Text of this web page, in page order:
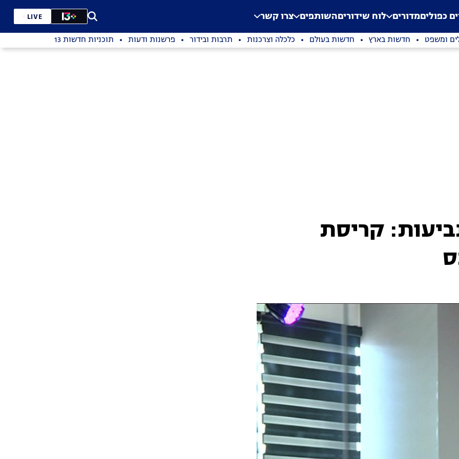
Application error: a
. כפוליםמדורים לוח שידוריםהשותפים צרו קשר LIVE
ומשפט חדשות בארץ חדשות בעולם כלכלה וצרכנות תרבות ובידור פרשנות ודעות תוכניות חדשות 13
במיליונים ו-15 תביעות: קריסת